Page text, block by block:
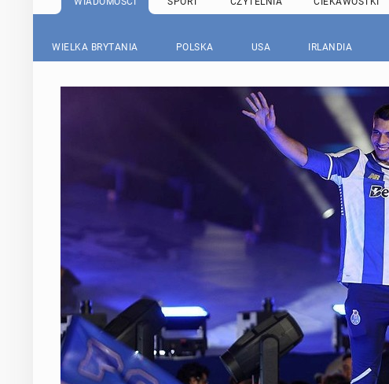
WIELKA BRYTANIA POLSKA USA IRLANDIA